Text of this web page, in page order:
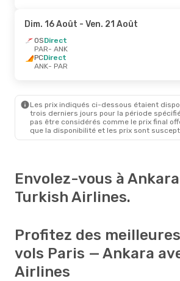
Dim. 16 Août - Ven. 21 Août
OSDirect
PAR- ANK
PCDirect
ANK- PAR
Les prix indiqués ci-dessous étaient
trois derniers jours pour la période
pas être considérés comme le prix final
que la disponibilité et les prix sont
Envolez-vous à
Turkish Airlines.
Profitez des
vols Paris — Ankara
Airlines